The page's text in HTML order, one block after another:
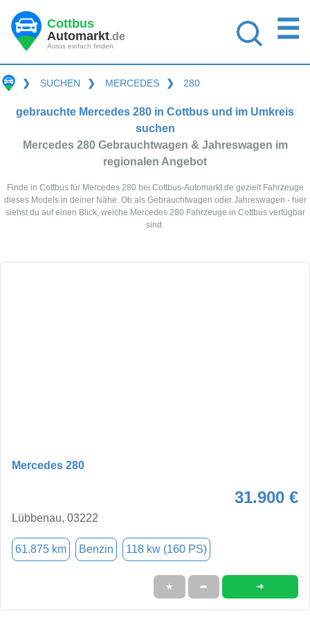
Cottbus
Automarkt.de
Autos einfach finden
☰
❯ SUCHEN ❯ MERCEDES ❯ 280
gebrauchte Mercedes 280 in Cottbus und im Umkreis
suchen
Mercedes 280 Gebrauchtwagen & Jahreswagen im
regionalen Angebot
Finde in Cottbus für Mercedes 280 bei Cottbus-Automarkt.de gezielt Fahrzeuge
dieses Models in deiner Nähe. Ob als Gebrauchtwagen oder Jahreswagen - hier
siehst du auf einen Blick, welche Mercedes 280 Fahrzeuge in Cottbus verfügbar
sind.
Mercedes 280
31.900 €
Lübbenau, 03222
61.875 km Benzin 118 kw (160 PS)
★ ➦ ➜